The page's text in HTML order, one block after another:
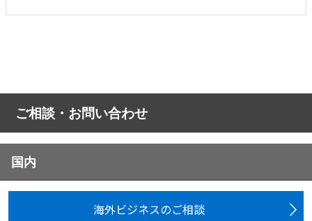
ご相談・お問い合わせ
国内
海外ビジネスのご相談